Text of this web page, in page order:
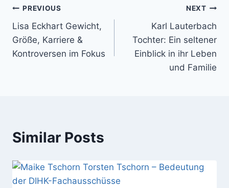
Post
navigation
PREVIOUS
Lisa Eckhart Gewicht,
Größe, Karriere &
Kontroversen im Fokus
NEXT
Karl Lauterbach
Tochter: Ein seltener
Einblick in ihr Leben
und Familie
Similar Posts